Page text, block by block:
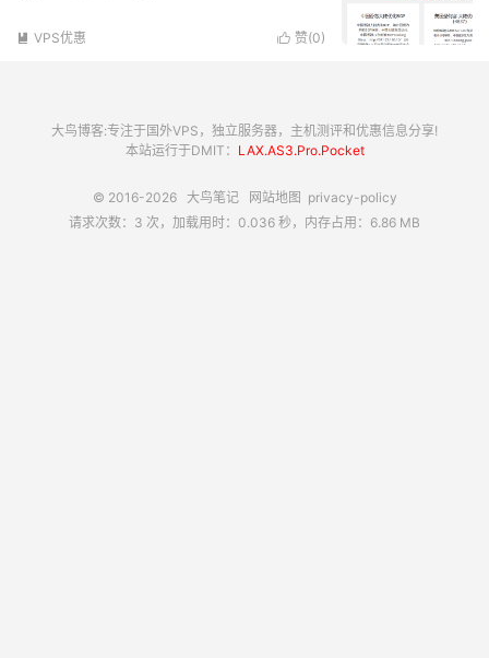
 赞(0)
 VPS优惠
大鸟博客:专注于国外VPS，独立服务器，主机测评和优惠信息分享!
本站运行于DMIT： LAX.AS3.Pro.Pocket
© 2016-2026 大鸟笔记 网站地图 privacy-policy
请求次数：3 次，加载用时：0.036 秒，内存占用：6.86 MB